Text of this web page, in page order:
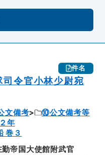
件名
令官小林少尉宛
文備考
⑩公文備考等
年
巻３
勤帝国大使館附武官